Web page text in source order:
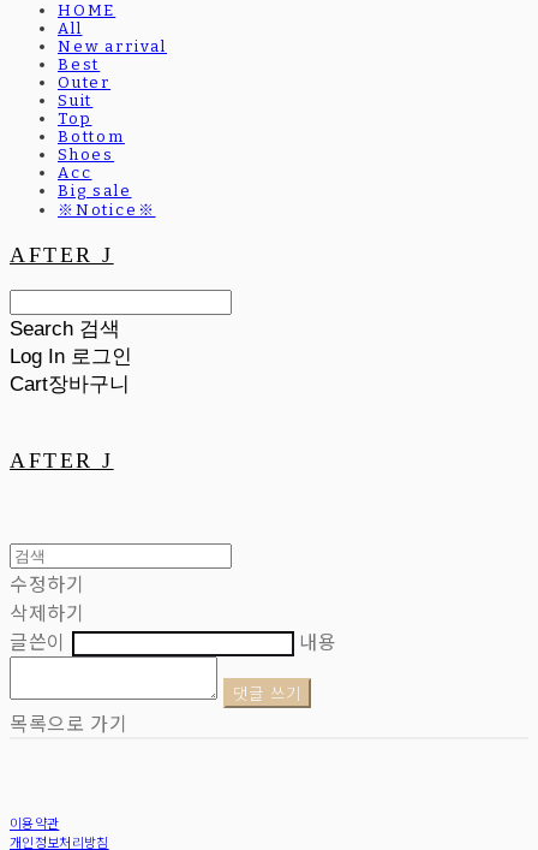
HOME
All
New arrival
Best
Outer
Suit
Top
Bottom
Shoes
Acc
Big sale
※Notice※
AFTER J
Search 검색
Log In 로그인
Cart장바구니
AFTER J
수정하기
삭제하기
글쓴이
내용
댓글 쓰기
목록으로 가기
이용약관
개인정보처리방침